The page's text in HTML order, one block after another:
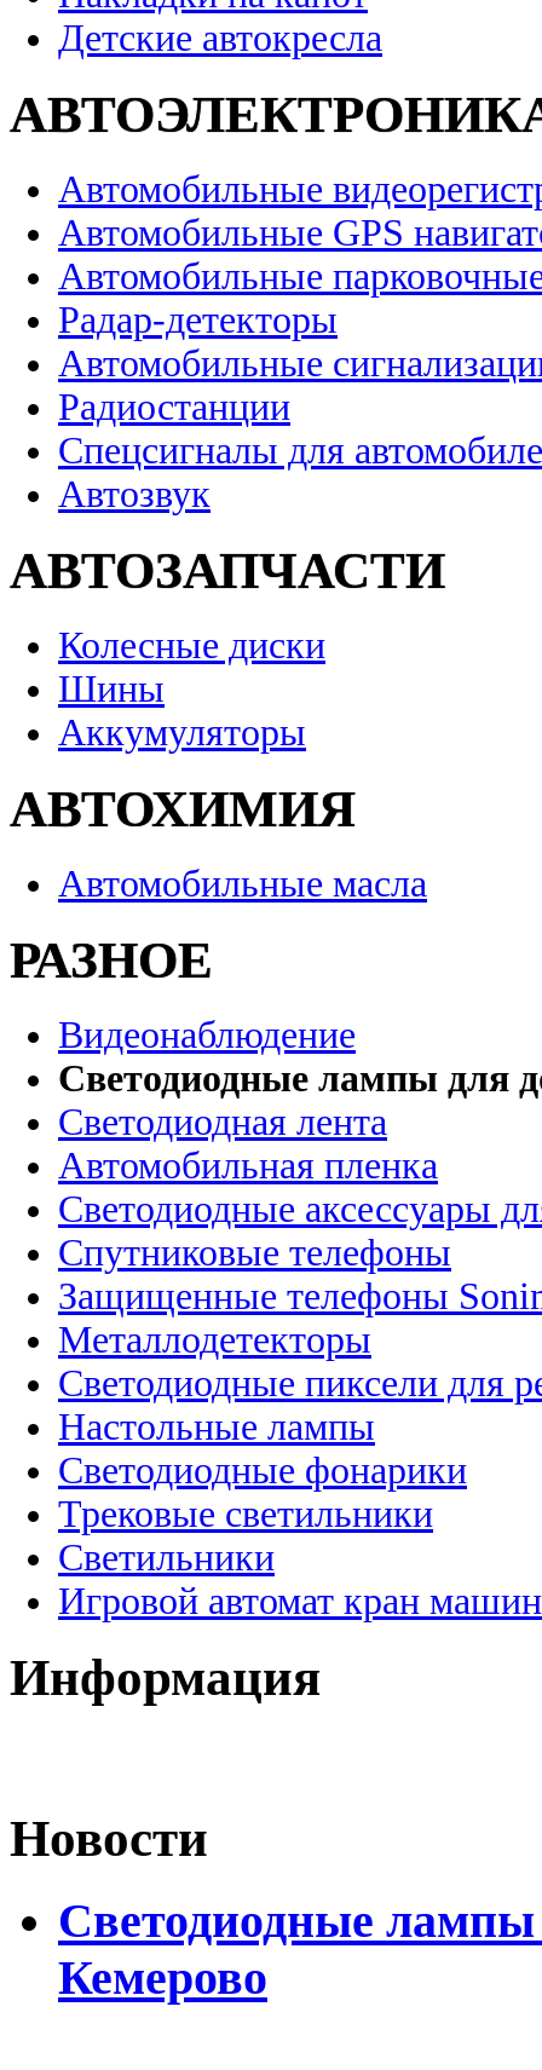
Детские автокресла
Автомобильные
Автомобильные GPS
Автомобильные
Радар-детекторы
Автомобильные
Радиостанции
Спецсигналы для
Автозвук
АВТОЗАПЧАСТИ
Колесные диски
Шины
Аккумуляторы
АВТОХИМИЯ
Автомобильные масла
РАЗНОЕ
Видеонаблюдение
Светодиодные лампы для
Светодиодная лента
Автомобильная пленка
Светодиодные аксессуары
Спутниковые телефоны
Защищенные телефоны
Металлодетекторы
Светодиодные пиксели для
Настольные лампы
Светодиодные фонарики
Трековые светильники
Светильники
Игровой автомат кран
Информация
Новости
Светодиодные
Кемерово